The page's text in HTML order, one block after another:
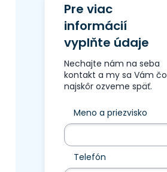
Pre viac
informácií
vyplňte údaje
Nechajte nám na seba
kontakt a my sa Vám čo
najskôr ozveme späť.
Meno a priezvisko
Telefón